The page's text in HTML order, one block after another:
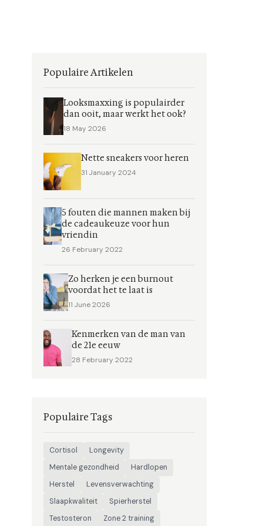
Populaire Artikelen
Looksmaxxing is populairder
dan ooit, maar werkt het ook?
18 May 2026
Nette sneakers voor heren
31 January 2024
5 fouten die mannen maken bij
de cadeaukeuze voor hun
vriendin
26 February 2022
Zo herken je een burnout
voordat het te laat is
11 June 2026
Kenmerken van de man van
de 21e eeuw
28 February 2022
Populaire Tags
Cortisol
Longevity
Mentale gezondheid
Hardlopen
Herstel
Levensverwachting
Slaapkwaliteit
Spierherstel
Testosteron
Zone 2 training